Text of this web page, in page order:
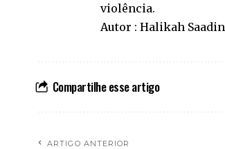
violência.
Autor : Halikah Saadin
Compartilhe esse artigo
ARTIGO ANTERIOR